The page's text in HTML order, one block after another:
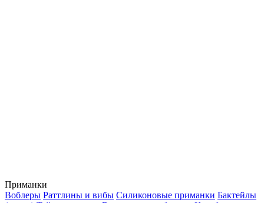
Приманки
Воблеры Раттлины и вибы Силиконовые приманки Бактейлы